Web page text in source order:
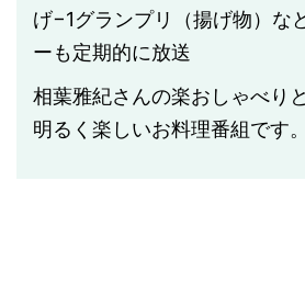
げ−1グランプリ（揚げ物）な
ーも定期的に放送
相葉雅紀さんの楽おしゃべり
明るく楽しいお料理番組です。